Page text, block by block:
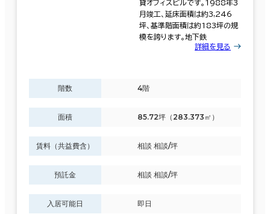
貸オフィスビルです。1988年3
月竣工、延床面積は約3,246
坪、基準階面積は約183坪の規
模を誇ります。地下鉄
詳細を見る
階数 4階
面積 85.72坪（283.373㎡）
賃料（共益費含） 相談 相談/坪
預託金 相談 相談/坪
入居可能日 即日